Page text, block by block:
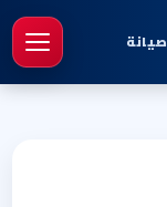
صيانة